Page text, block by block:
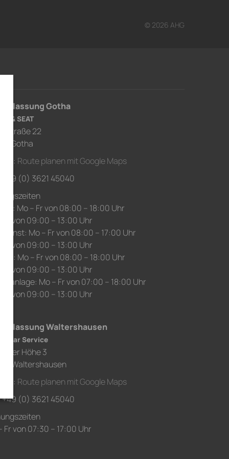
© 2026 AHG
Gotha
& SEAT
22
Gotha
Route planen mit Google Maps
+49 (0) 3621 45040
Mo – Fr von 08:00 – 18:00 Uhr
von 09:00 – 13:00 Uhr
Mo – Fr von 08:00 – 17:00 Uhr
von 09:00 – 13:00 Uhr
Mo – Fr von 08:00 – 18:00 Uhr
von 09:00 – 13:00 Uhr
Mo – Fr von 07:00 – 18:00 Uhr
von 09:00 – 13:00 Uhr
Waltershausen
Car Service
Höhe 3
Waltershausen
Route planen mit Google Maps
+49 (0) 3621 45040
Fr von 07:30 – 17:00 Uhr